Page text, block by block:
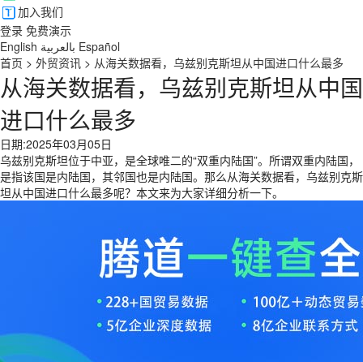
加入我们
登录 免费演示
English بالعربية Español
首页 > 外贸资讯 > 从海关数据看，乌兹别克斯坦从中国进口什么最多
从海关数据看，乌兹别克斯坦从中国
进口什么最多
日期:2025年03月05日
乌兹别克斯坦位于中亚，是全球唯二的“双重内陆国”。所谓双重内陆国，
是指该国是内陆国，其邻国也是内陆国。那么从海关数据看，乌兹别克斯
坦从中国进口什么最多呢？本文来为大家详细分析一下。